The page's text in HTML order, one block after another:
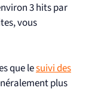
3 hits par
vous
que lesuivi des
plus